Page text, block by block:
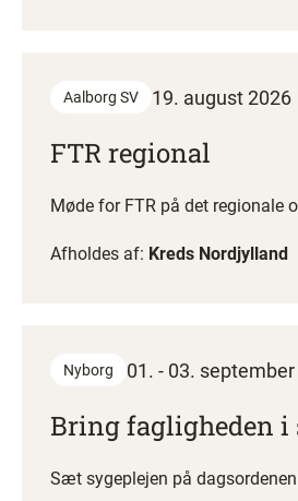
Aalborg SV 19. august 2026
FTR regional
Møde for FTR på det regionale
Afholdes af: Kreds Nordjylland
Nyborg 01. - 03.
Bring fagligheden
Sæt sygeplejen på